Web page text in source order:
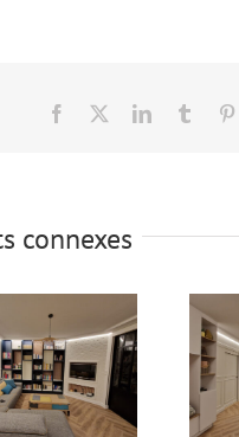
Facebook LinkedInTumblr
connexes
Peinture et
papier peint
séjour